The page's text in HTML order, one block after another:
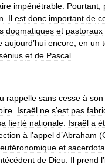
impénétrable Pourtant
Il est donc important de
dogmatiques et pastoraux
aujourd’hui encore en un
et de Pascal
rappelle sans cesse à son
Israël ne s’est pas
fierté nationale Israël a
à l’appel d’Abraham (
et
de Dieu Il prend l’